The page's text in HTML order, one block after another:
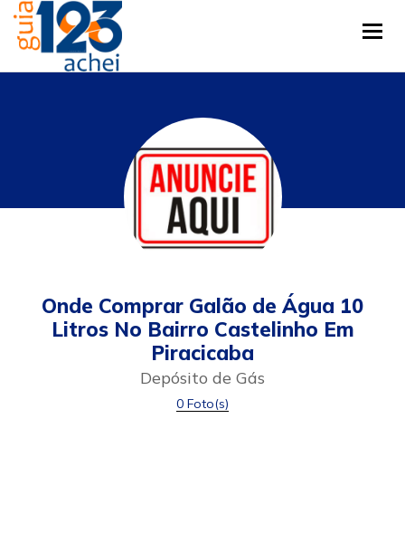
Onde Comprar Galão de Água 10
Litros No Bairro Castelinho Em
Piracicaba
Depósito de Gás
0 Foto(s)